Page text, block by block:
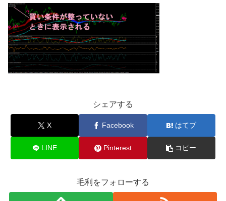
シェアする
X Facebook はてブ
LINE Pinterest コピー
毛利をフォローする